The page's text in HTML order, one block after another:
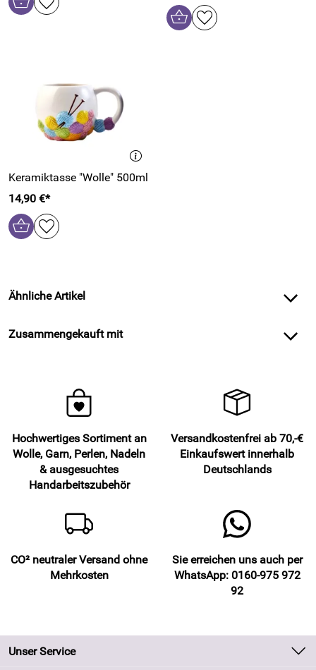
Keramiktasse "Wolle" 500ml
14,90 €*
Ähnliche Artikel
Zusammengekauft mit
Hochwertiges Sortiment an
Wolle, Garn, Perlen, Nadeln
& ausgesuchtes
Handarbeitszubehör
Versandkostenfrei ab 70,-€
Einkaufswert innerhalb
Deutschlands
CO² neutraler Versand ohne
Mehrkosten
Sie erreichen uns auch per
WhatsApp: 0160-975 972
92
Unser Service